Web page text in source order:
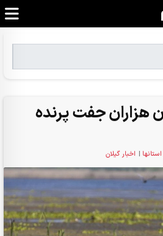
هزاران جفت پرنده
| اخبار گیلان